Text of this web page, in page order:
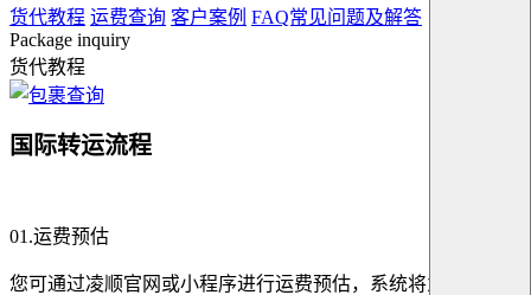
货代教程 运费查询 客户案例 FAQ常见问题及解答
Package inquiry
货代教程
国际转运流程
01.运费预估
您可通过凌顺官网或小程序进行运费预估，系统将为你推荐性